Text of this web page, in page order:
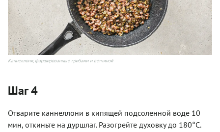
Каннеллони, фаршированные грибами и ветчиной
Шаг 4
Отварите каннеллони в кипящей подсоленной воде 10
мин, откиньте на дуршлаг. Разогрейте духовку до 180°С.